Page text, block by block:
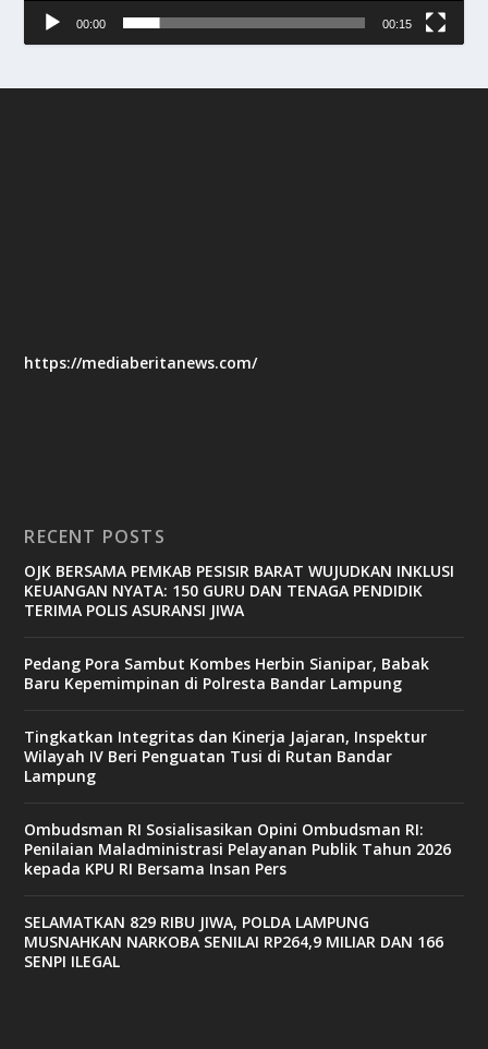
00:00 00:15
https://mediaberitanews.com/
RECENT POSTS
OJK BERSAMA PEMKAB PESISIR BARAT WUJUDKAN INKLUSI
KEUANGAN NYATA: 150 GURU DAN TENAGA PENDIDIK
TERIMA POLIS ASURANSI JIWA
Pedang Pora Sambut Kombes Herbin Sianipar, Babak
Baru Kepemimpinan di Polresta Bandar Lampung
Tingkatkan Integritas dan Kinerja Jajaran, Inspektur
Wilayah IV Beri Penguatan Tusi di Rutan Bandar
Lampung
Ombudsman RI Sosialisasikan Opini Ombudsman RI:
Penilaian Maladministrasi Pelayanan Publik Tahun 2026
kepada KPU RI Bersama Insan Pers
SELAMATKAN 829 RIBU JIWA, POLDA LAMPUNG
MUSNAHKAN NARKOBA SENILAI RP264,9 MILIAR DAN 166
SENPI ILEGAL